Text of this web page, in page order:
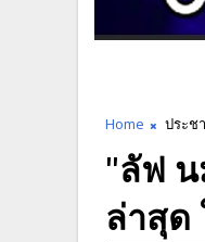
Home ประช
"ลัฟ น
ล่าสุด